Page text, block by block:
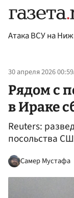
Атака ВСУ на
30 апреля 2026 00:59
Рядом с
в Ираке
Reuters:
посольства
Самер Мустафа